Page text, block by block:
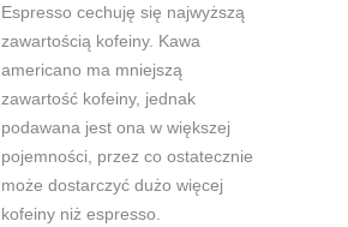
Espresso cechuję się najwyższą
zawartością kofeiny. Kawa
americano ma mniejszą
zawartość kofeiny, jednak
podawana jest ona w większej
pojemności, przez co ostatecznie
może dostarczyć dużo więcej
kofeiny niż espresso.